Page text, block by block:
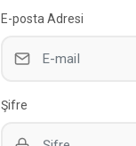
E-posta Adresi
Şifre